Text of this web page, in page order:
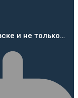
и не только…